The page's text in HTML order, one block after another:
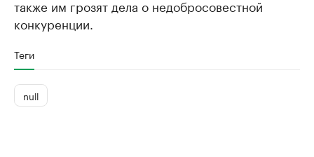
также им грозят дела о недобросовестной
конкуренции.
Теги
null